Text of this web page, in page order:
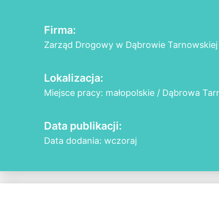
Firma:
Zarząd Drogowy w Dąbrowie Tarnowskiej
Lokalizacja:
Miejsce pracy: małopolskie / Dąbrowa
Data publikacji:
Data dodania: wczoraj